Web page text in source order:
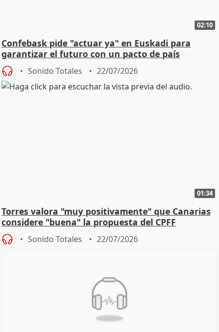
02:10
Confebask pide "actuar ya" en Euskadi para
garantizar el futuro con un pacto de país
Sonido Totales 22/07/2026
01:34
Torres valora "muy positivamente" que Canarias
considere "buena" la propuesta del CPFF
Sonido Totales 22/07/2026